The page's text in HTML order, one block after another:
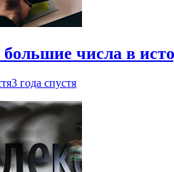
числа в
3 года спустя